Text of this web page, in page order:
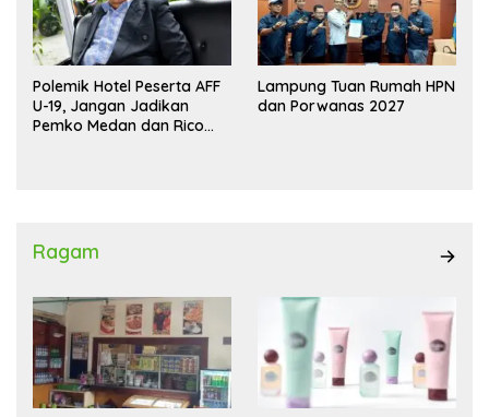
Polemik Hotel Peserta AFF
U-19, Jangan Jadikan
Pemko Medan dan Rico
Lampung Tuan Rumah HPN
dan Porwanas 2027
Ragam